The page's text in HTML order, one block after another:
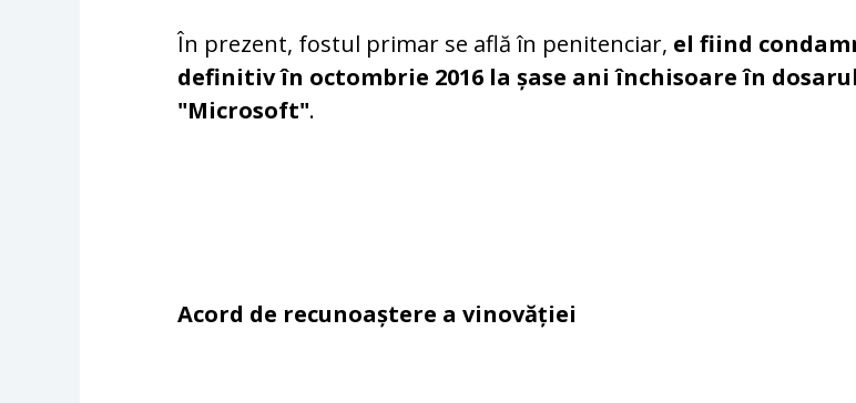
În prezent, fostul primar se află în penitenciar, el fiind
definitiv în octombrie 2016 la șase ani închisoare în dosarul
"Microsoft".
Acord de recunoaștere a vinovăției